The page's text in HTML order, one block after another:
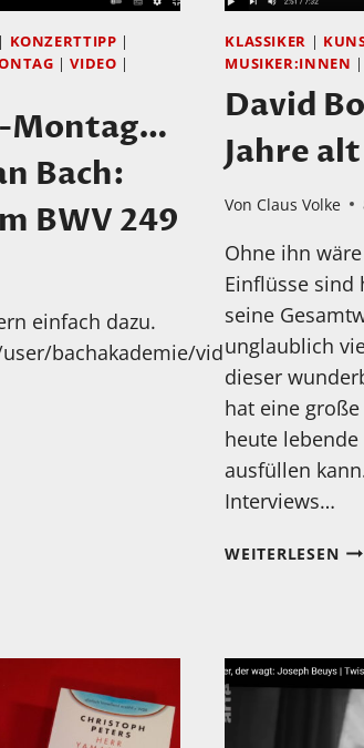
| KONZERTTIPP |
|VIDEO |
Montag…
Bach:
BWV 249
einfach dazu.
bachakademie/videos
KLASSIKER |
MUSIKER:INNEN
David
Jahre
Von Claus Volke
Ohne ihn
Einflüsse sind
seine
unglaublich
dieser
hat eine
heute
ausfüllen
Interviews…
WEITERLESEN